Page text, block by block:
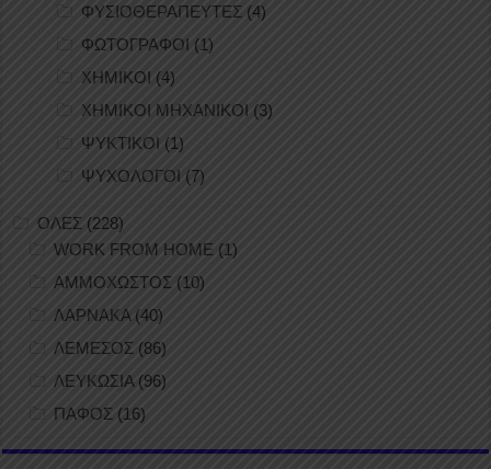
ΦΥΣΙΟΘΕΡΑΠΕΥΤΕΣ (4)
ΦΩΤΟΓΡΑΦΟΙ (1)
ΧΗΜΙΚΟΙ (4)
ΧΗΜΙΚΟΙ ΜΗΧΑΝΙΚΟΙ (3)
ΨΥΚΤΙΚΟΙ (1)
ΨΥΧΟΛΟΓΟΙ (7)
ΟΛΕΣ (228)
WORK FROM HOME (1)
ΑΜΜΟΧΩΣΤΟΣ (10)
ΛΑΡΝΑΚΑ (40)
ΛΕΜΕΣΟΣ (86)
ΛΕΥΚΩΣΙΑ(96)
ΠΑΦΟΣ (16)